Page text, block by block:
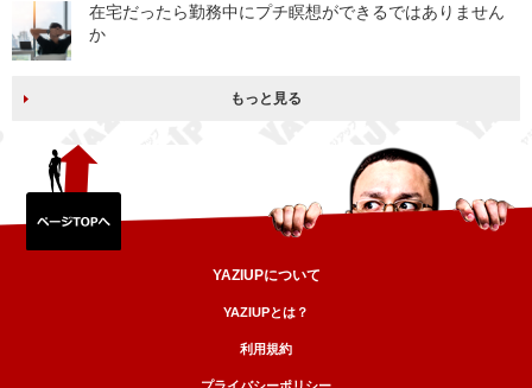
在宅だったら勤務中にプチ瞑想ができるではありません
か
もっと見る
YAZIUPについて
YAZIUPとは？
利用規約